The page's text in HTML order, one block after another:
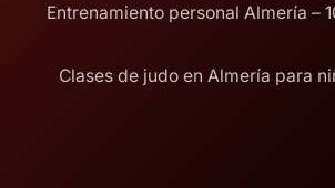
Entrenamiento personal Almería –
Clases de judo en Almería para